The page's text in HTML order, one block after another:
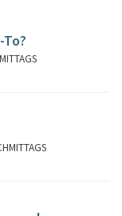
um 8:36 VORMITTAGS